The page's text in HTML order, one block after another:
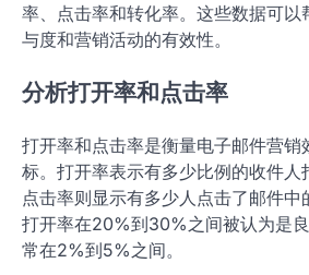
率、点击率和转化率。这些数据可以
与度和营销活动的有效性。
分析打开率和点击率
打开率和点击率是衡量电子邮件营销
标。打开率表示有多少比例的收件人
点击率则显示有多少人点击了邮件中
打开率在20%到30%之间被认为是
常在2%到5%之间。